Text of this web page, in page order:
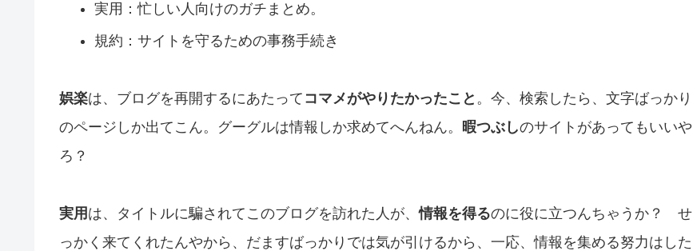
実用：忙しい人向けのガチまとめ。
規約：サイトを守るための事務手続き
娯楽は、ブログを再開するにあたって コマメがやりたかったこと 。今、検索したら、文字ばっかり
のページしか出てこん。グーグルは情報しか求めてへんねん。 暇つぶしのサイトがあってもいいや
ろ？
実用 は、タイトルに騙されてこのブログを訪れた人が、情報を得るのに役に立つんちゃうか？ せ
っかく来てくれたんやから、だますばっかりでは気が引けるから、一応、情報を集める努力はした